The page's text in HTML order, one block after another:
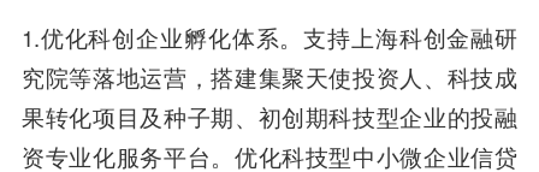
1.优化科创企业孵化体系。支持上海科创金融研
究院等落地运营，搭建集聚天使投资人、科技成
果转化项目及种子期、初创期科技型企业的投融
资专业化服务平台。优化科技型中小微企业信贷